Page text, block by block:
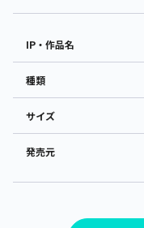
IP・作品名
種類
サイズ
発売元